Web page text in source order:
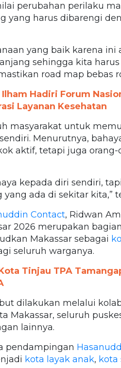
perubahan perilaku
yang harus dibarengi
yang baik karena ini
sehingga kita
road map bebas
Hadiri Forum
Layanan Kesehatan
masyarakat untuk
Menurutnya,
aktif, tetapi juga orang-
kepada diri sendiri,
ada di sekitar kita,”
Contact, Ridwan
2026 merupakan
Makassar sebagai
seluruh warganya.
Tinjau TPA
dilakukan melalui
Makassar, seluruh
lainnya.
pendampingan
kota layak anak, kota